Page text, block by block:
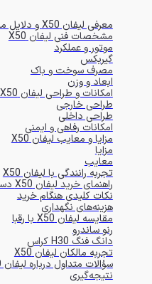
معرفی لیفان X50 و دلایل محبوبیت آن
مشخصات فنی لیفان X50
موتور و عملکرد
گیربکس
مصرف سوخت و باک
ابعاد و وزن
امکانات و طراحی لیفان X50
طراحی خارجی
طراحی داخلی
امکانات رفاهی و ایمنی
مزایا و معایب لیفان X50
مزایا
معایب
تجربه رانندگی با لیفان X50
راهنمای خرید لیفان X50 دست‌دوم
نکات کلیدی هنگام خرید
هزینه‌های نگهداری
مقایسه لیفان X50 با رقبا
رنو ساندرو
دانگ فنگ H30 کراس
تجربه مالکان لیفان X50
سؤالات متداول درباره لیفان X50
نتیجه‌گیری